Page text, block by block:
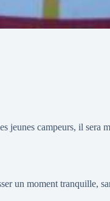
jeunes campeurs, il sera
un moment tranquille,